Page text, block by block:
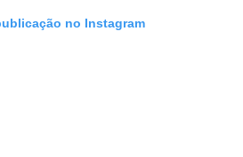
no Instagram